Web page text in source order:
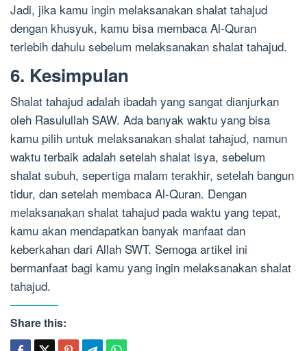
Jadi, jika kamu ingin melaksanakan shalat tahajud
dengan khusyuk, kamu bisa membaca Al-Quran
terlebih dahulu sebelum melaksanakan shalat tahajud.
6. Kesimpulan
Shalat tahajud adalah ibadah yang sangat dianjurkan
oleh Rasulullah SAW. Ada banyak waktu yang bisa
kamu pilih untuk melaksanakan shalat tahajud, namun
waktu terbaik adalah setelah shalat isya, sebelum
shalat subuh, sepertiga malam terakhir, setelah bangun
tidur, dan setelah membaca Al-Quran. Dengan
melaksanakan shalat tahajud pada waktu yang tepat,
kamu akan mendapatkan banyak manfaat dan
keberkahan dari Allah SWT. Semoga artikel ini
bermanfaat bagi kamu yang ingin melaksanakan shalat
tahajud.
Share this: